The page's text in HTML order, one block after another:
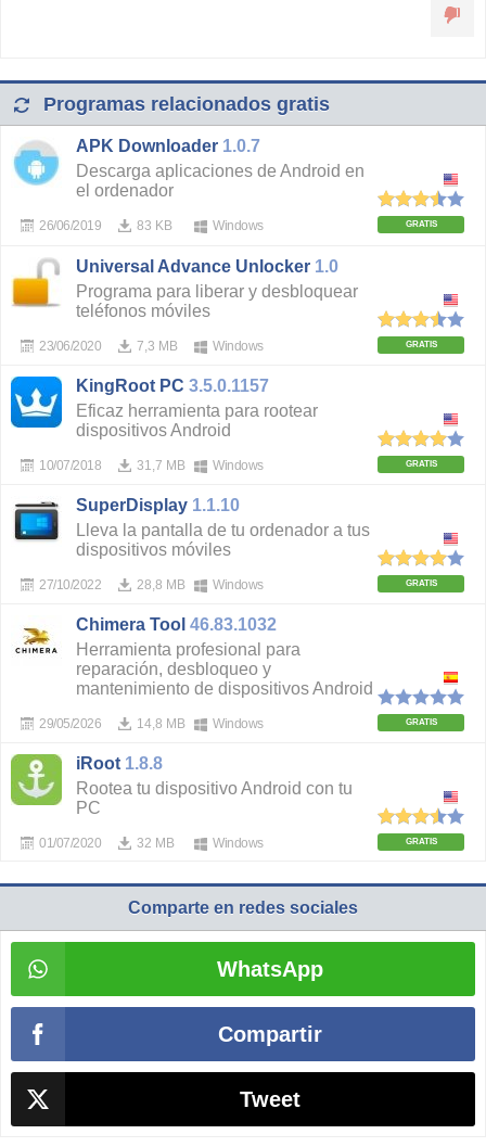
Programas relacionados gratis
APK Downloader 1.0.7
Descarga aplicaciones de Android en
el ordenador
GRATIS
83 KB
26/06/2019 Windows
Universal Advance Unlocker 1.0
Programa para liberar y desbloquear
teléfonos móviles
GRATIS
7,3 MB
23/06/2020 Windows
KingRoot PC 3.5.0.1157
Eficaz herramienta para rootear
dispositivos Android
GRATIS
31,7 MB
10/07/2018 Windows
SuperDisplay 1.1.10
Lleva la pantalla de tu ordenador a tus
dispositivos móviles
GRATIS
28,8 MB
27/10/2022 Windows
Chimera Tool 46.83.1032
Herramienta profesional para
reparación, desbloqueo y
mantenimiento de dispositivos Android
GRATIS
14,8 MB
29/05/2026 Windows
iRoot 1.8.8
Rootea tu dispositivo Android con tu
PC
GRATIS
32 MB
01/07/2020 Windows
Comparte en redes sociales
WhatsApp
Compartir
Tweet